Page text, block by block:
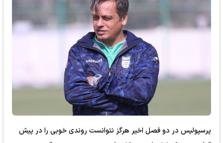
پرسپولیس در دو فصل اخیر هرگز نتوانست روندی خوبی را در پیش